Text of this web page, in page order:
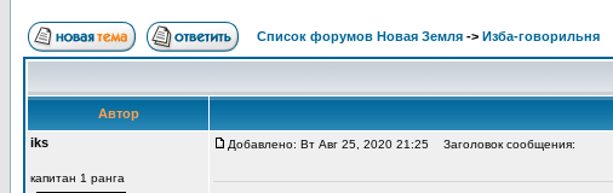
Список форумов Новая Земля -> Изба-говорильня
Автор
iks
капитан 1 ранга
Добавлено: Вт Авг 25, 2020 21:25 Заголовок сообщения: